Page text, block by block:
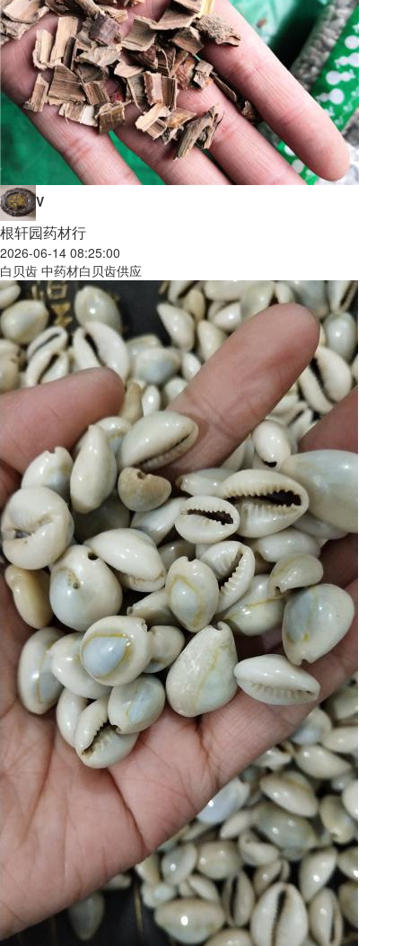
V
根轩园药材行
2026-06-14 08:25:00
白贝齿 中药材白贝齿供应